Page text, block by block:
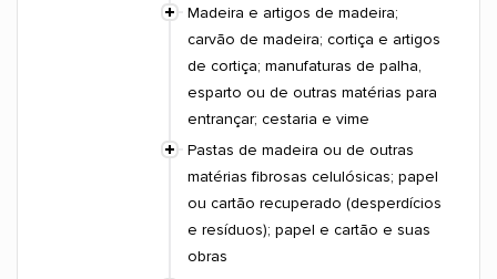
Madeira e artigos de madeira;
carvão de madeira; cortiça e artigos
de cortiça; manufaturas de palha,
esparto ou de outras matérias para
entrançar; cestaria e vime
Pastas de madeira ou de outras
matérias fibrosas celulósicas; papel
ou cartão recuperado (desperdícios
e resíduos); papel e cartão e suas
obras